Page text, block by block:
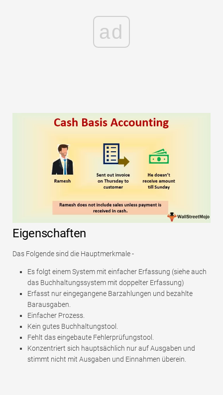
ad
Eigenschaften
Das Folgende sind die Hauptmerkmale -
Es folgt einem System mit einfacher Erfassung (siehe auch
das Buchhaltungssystem mit doppelter Erfassung)
Erfasst nur eingegangene Barzahlungen und bezahlte
Barausgaben.
Einfacher Prozess.
Kein gutes Buchhaltungstool.
Fehlt das eingebaute Fehlerprüfungstool.
Konzentriert sich hauptsächlich nur auf Ausgaben und
stimmt nicht mit Ausgaben und Einnahmen überein.